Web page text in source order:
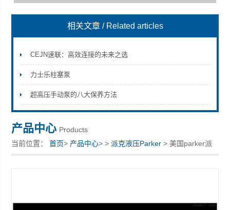
上海康驿实业有限公司
相关文章 / Related articles
CEJN速联：高效连接的未来之选
力士乐柱塞泵
超高压手动泵的八大保养方法
产品中心 Products
当前位置：首页> 产品中心> >派克液压Parker > 美国parker派
克全新气动阀370406N0674现货